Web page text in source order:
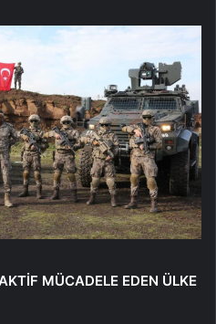
MÜCADELE EDEN ÜLKE